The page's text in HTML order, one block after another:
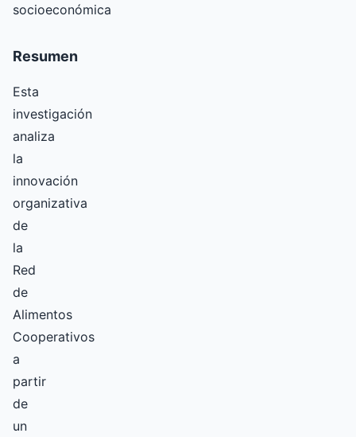
socioeconómica
Resumen
Esta
investigación
analiza
la
innovación
organizativa
de
la
Red
de
Alimentos
Cooperativos
a
partir
de
un